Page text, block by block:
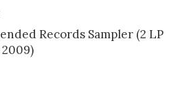
Records Sampler (2 LP
2009)